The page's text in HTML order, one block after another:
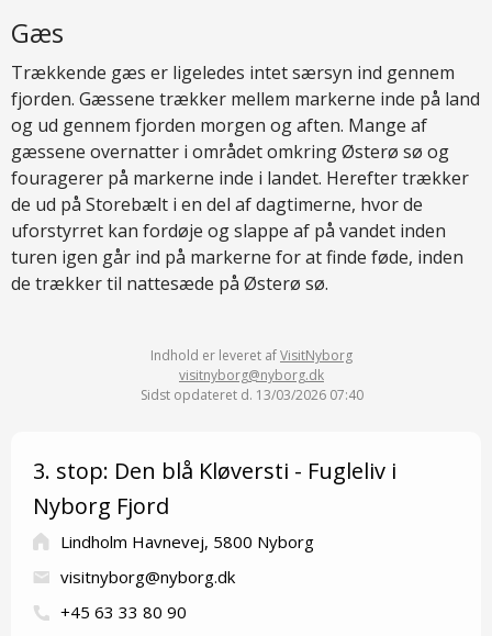
Gæs
Trækkende gæs er ligeledes intet særsyn ind gennem
fjorden. Gæssene trækker mellem markerne inde på land
og ud gennem fjorden morgen og aften. Mange af
gæssene overnatter i området omkring Østerø sø og
fouragerer på markerne inde i landet. Herefter trækker
de ud på Storebælt i en del af dagtimerne, hvor de
uforstyrret kan fordøje og slappe af på vandet inden
turen igen går ind på markerne for at finde føde, inden
de trækker til nattesæde på Østerø sø.
Indhold er leveret afVisitNyborg
visitnyborg@nyborg.dk
Sidst opdateret d. 13/03/2026 07:40
3. stop: Den blå Kløversti - Fugleliv i
Nyborg Fjord
Lindholm Havnevej, 5800 Nyborg
visitnyborg@nyborg.dk
+45 63 33 80 90